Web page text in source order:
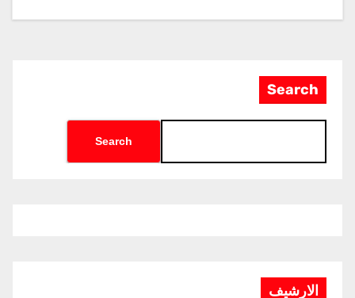
Search
Search
الارشيف